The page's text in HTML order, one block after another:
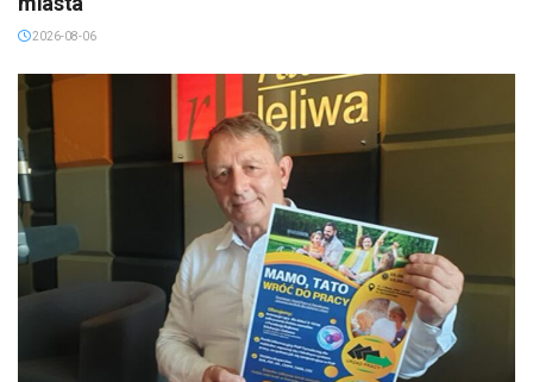
2026-08-06